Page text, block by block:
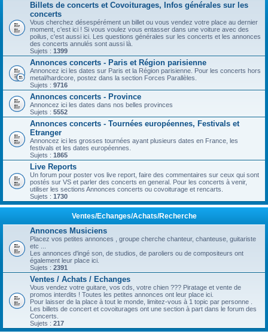
Billets de concerts et Covoiturages, Infos générales sur les
concerts
Vous cherchez désespérément un billet ou vous vendez votre place au dernier
moment, c'est ici ! Si vous voulez vous entasser dans une voiture avec des
poilus, c'est aussi ici. Les questions générales sur les concerts et les annonces
des concerts annulés sont aussi là.
Sujets : 1399
Annonces concerts - Paris et Région parisienne
Annoncez ici les dates sur Paris et la Région parisienne. Pour les concerts hors
metal/hardcore, postez dans la section Forces Parallèles.
Sujets : 9716
Annonces concerts - Province
Annoncez ici les dates dans nos belles provinces
Sujets : 5552
Annonces concerts - Tournées européennes, Festivals et
Etranger
Annoncez ici les grosses tournées ayant plusieurs dates en France, les
festivals et les dates européennes.
Sujets : 1865
Live Reports
Un forum pour poster vos live report, faire des commentaires sur ceux qui sont
postés sur VS et parler des concerts en general. Pour les concerts à venir,
utiliser les sections Annonces concerts ou covoiturage et rencarts.
Sujets : 1730
Ventes/Echanges/Achats/Recherche
Annonces Musiciens
Placez vos petites annonces , groupe cherche chanteur, chanteuse, guitariste
etc ...
Les annonces d'ingé son, de studios, de paroliers ou de compositeurs ont
également leur place ici.
Sujets : 2391
Ventes / Achats / Echanges
Vous vendez votre guitare, vos cds, votre chien ??? Piratage et vente de
promos interdits ! Toutes les petites annonces ont leur place ici.
Pour laisser de la place à tout le monde, limitez-vous à 1 topic par personne .
Les billets de concert et covoiturages ont une section à part dans le forum des
Concerts.
Sujets : 217